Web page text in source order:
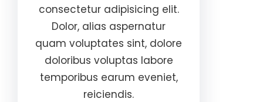
consectetur adipisicing elit.
Dolor, alias aspernatur
quam voluptates sint, dolore
doloribus voluptas labore
temporibus earum eveniet,
reiciendis.